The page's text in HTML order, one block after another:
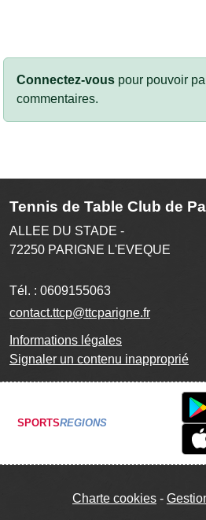
Connectez-vous pour pouvoir
commentaires.
Tennis de Table Club de
ALLEE DU STADE -
72250 PARIGNE L'EVEQUE
Tél. : 0609155063
contact.ttcp@ttcparigne.fr
Informations légales
Signaler un contenu inapproprié
SPORTSREGIONS
Charte cookies